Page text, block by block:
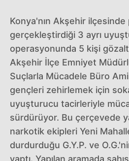
Konya'nın Akşehir
gerçekleştirdiği 3 ayrı
operasyonunda 5 kişi
Akşehir İlçe Emniyet
Suçlarla Mücadele Büro
gençleri zehirlemek için
uyuşturucu tacirleriyle
sürdürüyor. Bu çerçevede
narkotik ekipleri Yeni
durdurduğu G.Y.P. ve